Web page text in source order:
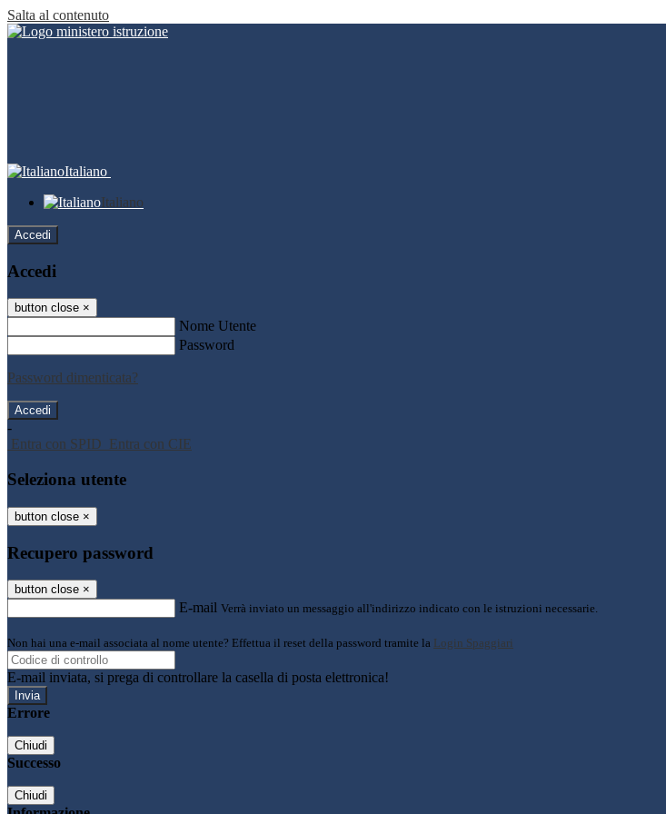
Salta al contenuto
Italiano
Italiano
Accedi
Accedi
button close ×
Nome Utente
Password
Password dimenticata?
-
Entra con SPID Entra con CIE
Seleziona utente
button close ×
Recupero password
button close ×
E-mail Verrà inviato un messaggio all'indirizzo indicato con le istruzioni necessarie.
Non hai una e-mail associata al nome utente? Effettua il reset della password tramite la Login Spaggiari
E-mail inviata, si prega di controllare la casella di posta elettronica!
Errore
Chiudi
Successo
Chiudi